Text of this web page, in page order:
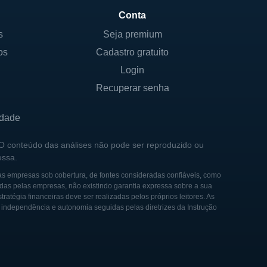
ações são negociadas em
da empresa é realizada
prazo. Não é comum que
que possuem
pode incluir
Os detalhes dos sócios e
exatas podem variar
Conta
Seja premium
Cadastro gratuito
Login
Recuperar senha
conteúdo das análises não pode ser reproduzido ou
sob cobertura, de fontes consideradas confiáveis, como
pelas empresas, não existindo garantia expressa sobre a sua
financeiras deve ser realizadas pelos próprios leitores. As
e autonomia seguidas pelas diretrizes da Instrução